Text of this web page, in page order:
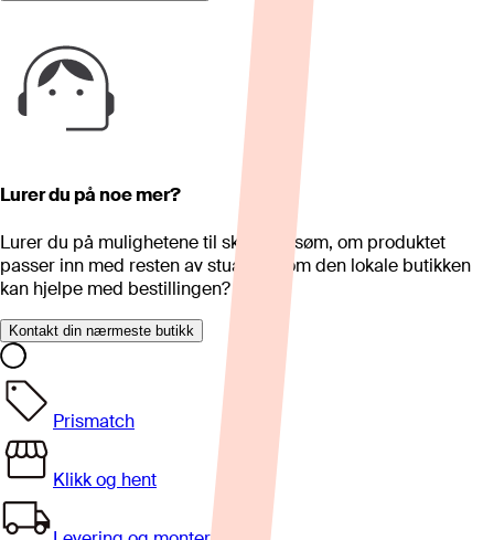
Lurer du på noe mer?
Lurer du på mulighetene til skreddersøm, om produktet
passer inn med resten av stua eller om den lokale butikken
kan hjelpe med bestillingen?
Kontakt din nærmeste butikk
Prismatch
Klikk og hent